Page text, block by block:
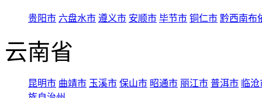
贵阳市 六盘水市 遵义市 安顺市 毕节市 铜仁市 黔西南布
云南省
昆明市 曲靖市 玉溪市 保山市 昭通市 丽江市 普洱市 临